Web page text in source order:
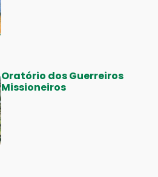
Oratório dos Guerreiros
Missioneiros